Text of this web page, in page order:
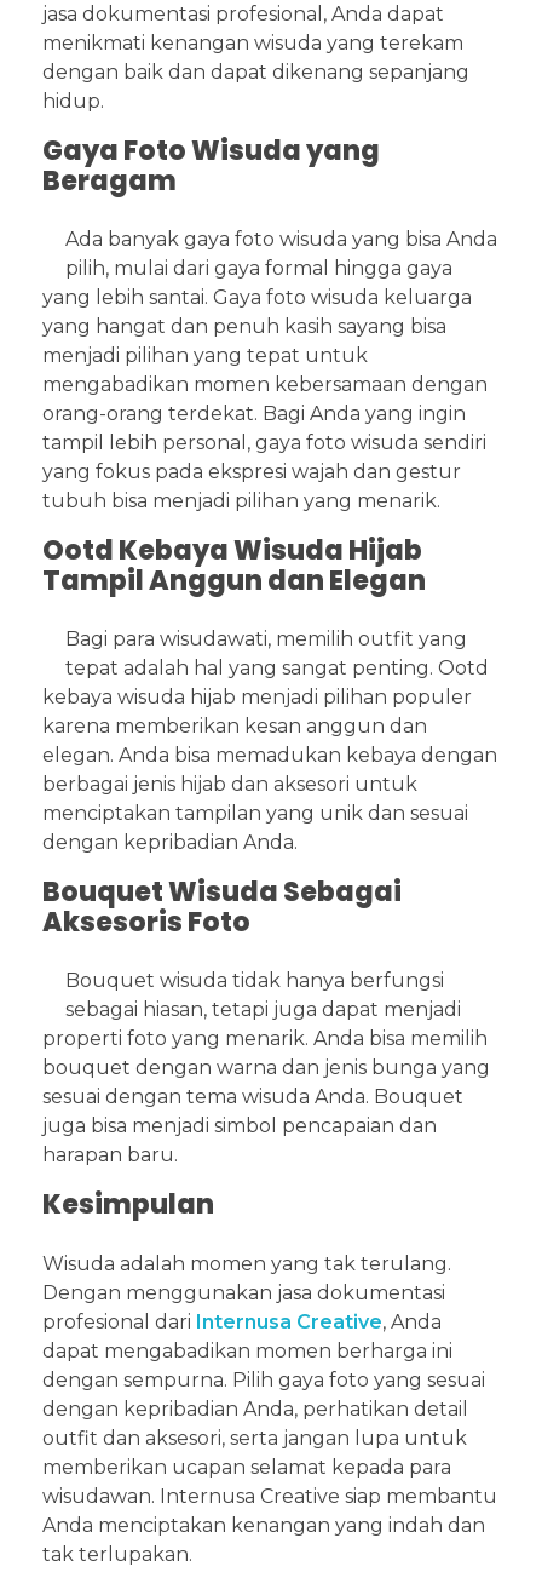
jasa dokumentasi profesional, Anda dapat
menikmati kenangan wisuda yang terekam
dengan baik dan dapat dikenang sepanjang
hidup.
Gaya Foto Wisuda yang
Beragam
Ada banyak gaya foto wisuda yang bisa Anda
pilih, mulai dari gaya formal hingga gaya
yang lebih santai. Gaya foto wisuda keluarga
yang hangat dan penuh kasih sayang bisa
menjadi pilihan yang tepat untuk
mengabadikan momen kebersamaan dengan
orang-orang terdekat. Bagi Anda yang ingin
tampil lebih personal, gaya foto wisuda sendiri
yang fokus pada ekspresi wajah dan gestur
tubuh bisa menjadi pilihan yang menarik.
Ootd Kebaya Wisuda Hijab
Tampil Anggun dan Elegan
Bagi para wisudawati, memilih outfit yang
tepat adalah hal yang sangat penting. Ootd
kebaya wisuda hijab menjadi pilihan populer
karena memberikan kesan anggun dan
elegan. Anda bisa memadukan kebaya dengan
berbagai jenis hijab dan aksesori untuk
menciptakan tampilan yang unik dan sesuai
dengan kepribadian Anda.
Bouquet Wisuda Sebagai
Aksesoris Foto
Bouquet wisuda tidak hanya berfungsi
sebagai hiasan, tetapi juga dapat menjadi
properti foto yang menarik. Anda bisa memilih
bouquet dengan warna dan jenis bunga yang
sesuai dengan tema wisuda Anda. Bouquet
juga bisa menjadi simbol pencapaian dan
harapan baru.
Kesimpulan
Wisuda adalah momen yang tak terulang.
Dengan menggunakan jasa dokumentasi
profesional dari Internusa Creative, Anda
dapat mengabadikan momen berharga ini
dengan sempurna. Pilih gaya foto yang sesuai
dengan kepribadian Anda, perhatikan detail
outfit dan aksesori, serta jangan lupa untuk
memberikan ucapan selamat kepada para
wisudawan. Internusa Creative siap membantu
Anda menciptakan kenangan yang indah dan
tak terlupakan.